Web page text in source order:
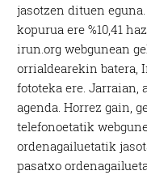
jasotzen dituen
kopurua ere %10,41
irun.org webgunean
orrialdearekin batera,
fototeka ere. Jarraian,
agenda. Horrez gain,
telefonoetatik
ordenagailuetatik
pasatxo